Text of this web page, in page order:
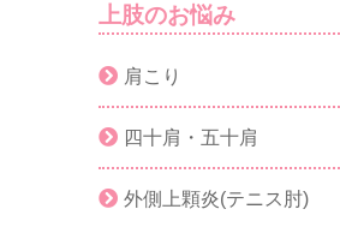
上肢のお悩み
肩こり
四十肩・五十肩
外側上顆炎(テニス肘)